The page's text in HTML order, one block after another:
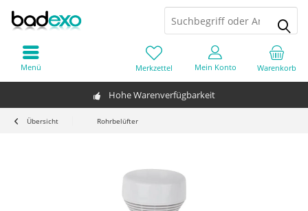
Hohe Warenverfügbarkeit
Warenkorb
Merkzettel Mein Konto
Menü
Übersicht Rohrbelüfter